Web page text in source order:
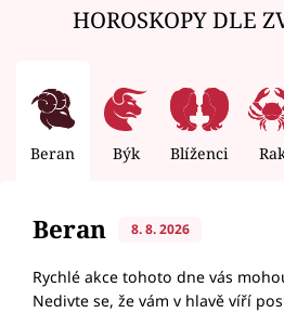
HOROSKOPY DLE
Beran Býk Blíženci
Beran 8. 8. 2026
Rychlé akce tohoto dne vás
Nedivte se, že vám v hlavě víří